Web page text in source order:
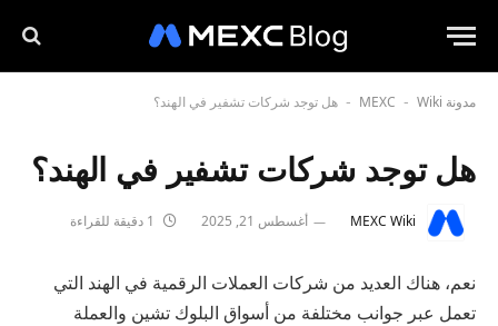
مدونة MEXC - Wiki
- هل توجد شركات تشفير في الهند؟
هل توجد شركات تشفير في الهند؟
MEXC Wiki أغسطس 21, 2025
نعم، هناك العديد من شركات العملات الرقمية في الهند التي
تعمل عبر جوانب مختلفة من أسواق البلوك تشين والعملة